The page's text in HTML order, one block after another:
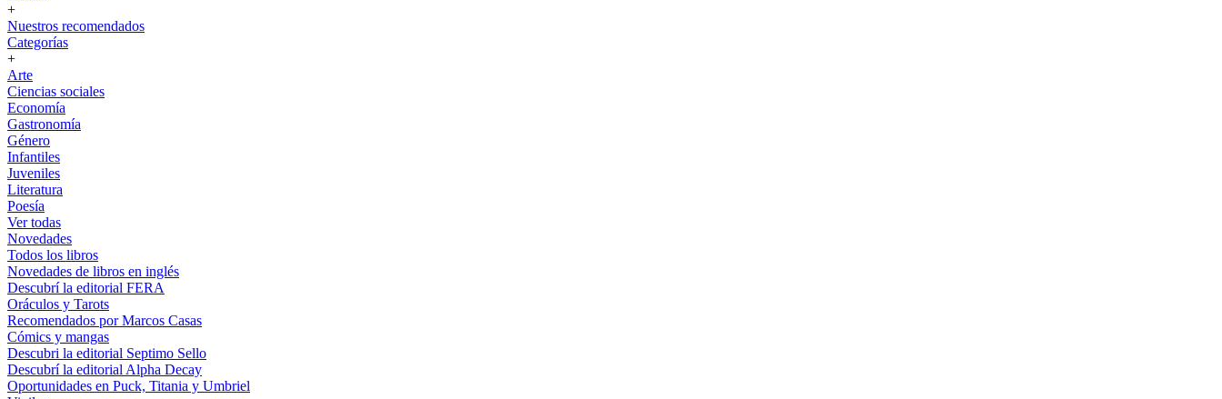
+
Nuestros recomendados
Categorías
+
Arte
Ciencias sociales
Economía
Gastronomía
Género
Infantiles
Juveniles
Literatura
Poesía
Ver todas
Novedades
Todos los libros
Novedades de libros en inglés
Descubrí la editorial FERA
Oráculos y Tarots
Recomendados por Marcos Casas
Cómics y mangas
Descubri la editorial Septimo Sello
Descubrí la editorial Alpha Decay
Oportunidades en Puck, Titania y Umbriel